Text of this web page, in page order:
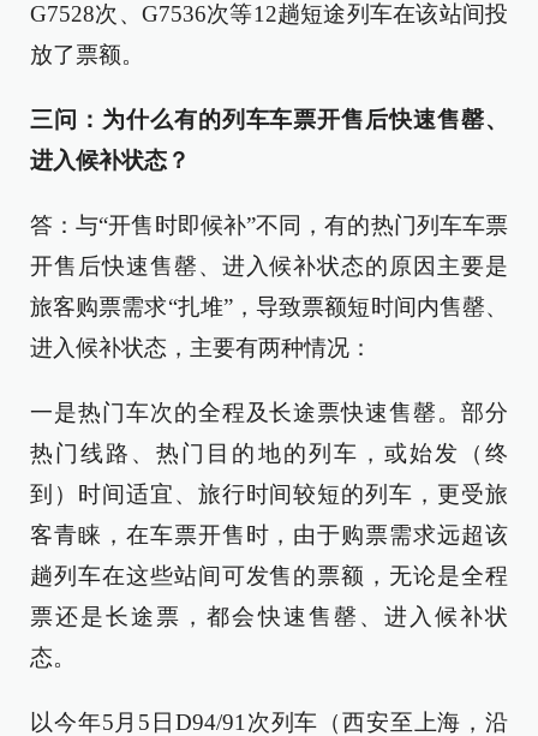
G7528次、G7536次等12趟短途列车在该站间投
放了票额。
三问：为什么有的列车车票开售后快速售罄、
进入候补状态？
答：与“开售时即候补”不同，有的热门列车车票
开售后快速售罄、进入候补状态的原因主要是
旅客购票需求“扎堆”，导致票额短时间内售罄、
进入候补状态，主要有两种情况：
一是热门车次的全程及长途票快速售罄。部分
热门线路、热门目的地的列车，或始发（终
到）时间适宜、旅行时间较短的列车，更受旅
客青睐，在车票开售时，由于购票需求远超该
趟列车在这些站间可发售的票额，无论是全程
票还是长途票，都会快速售罄、进入候补状
态。
以今年5月5日D94/91次列车（西安至上海，沿